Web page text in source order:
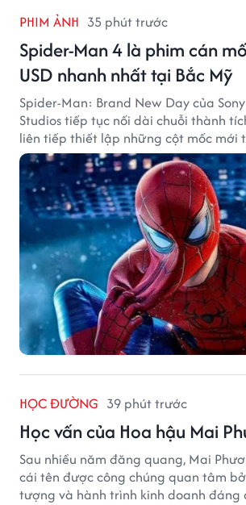
PHIM ẢNH 35 phút trước
Spider-Man 4 là phim cán
USD nhanh nhất tại Bắc Mỹ
Spider-Man: Brand New Day của
Studios tiếp tục nối dài chuỗi thành
liên tiếp thiết lập những cột mốc mới
HỌC ĐƯỜNG 39 phút trước
Học vấn của Hoa hậu Mai
Sau nhiều năm đăng quang, Mai
cái tên được công chúng quan tâm
tượng và hành trình kinh doanh đáng